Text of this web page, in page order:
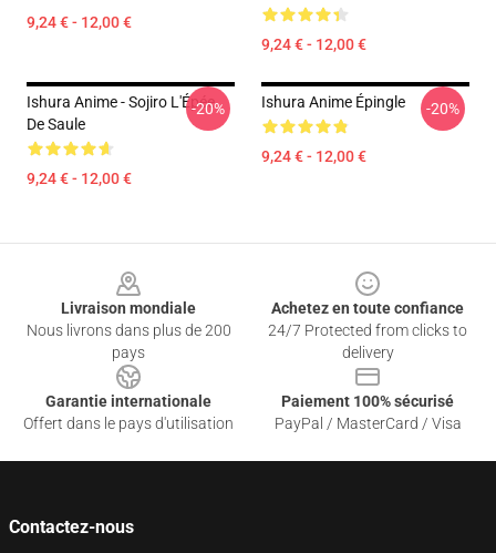
9,24 € - 12,00 €
9,24 € - 12,00 €
Ishura Anime - Sojiro L'Épée
De Saule
9,24 € - 12,00 €
-20% Ishura Anime Épingle
9,24 € - 12,00 €
-20%
Livraison mondiale
Nous livrons dans plus de 200
pays
Achetez en toute confiance
24/7 Protected from clicks to
delivery
Garantie internationale
Offert dans le pays d'utilisation
Paiement 100% sécurisé
PayPal / MasterCard / Visa
Contactez-nous